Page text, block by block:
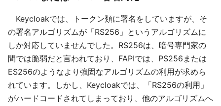
Keycloakでは、トークン類に署名をしていますが、そ
の署名アルゴリズムが「RS256」というアルゴリズムに
しか対応していませんでした。RS256は、暗号専門家の
間では脆弱だと言われており、FAPIでは、PS256または
ES256のようなより強固なアルゴリズムの利用が求めら
れています。しかし、Keycloakでは、「RS256の利用」
がハードコードされてしまっており、他のアルゴリズムへ